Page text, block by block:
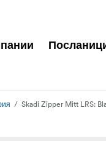
Skadi Zipper Mitt LRS: